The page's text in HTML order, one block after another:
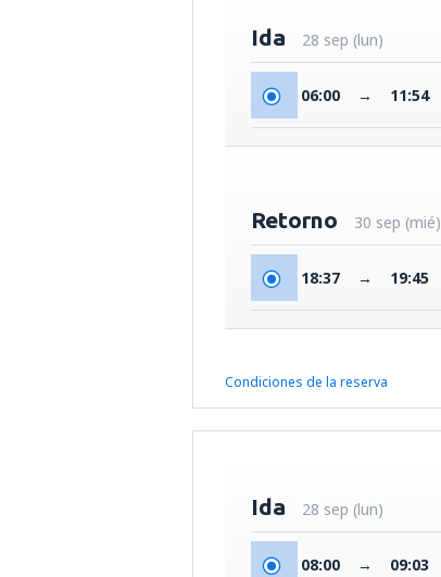
Ida 28 sep (lun)
06:00 → 11:54
Retorno 30 sep (mié)
18:37 → 19:45
Condiciones de la reserva
Ida 28 sep (lun)
08:00 → 09:03